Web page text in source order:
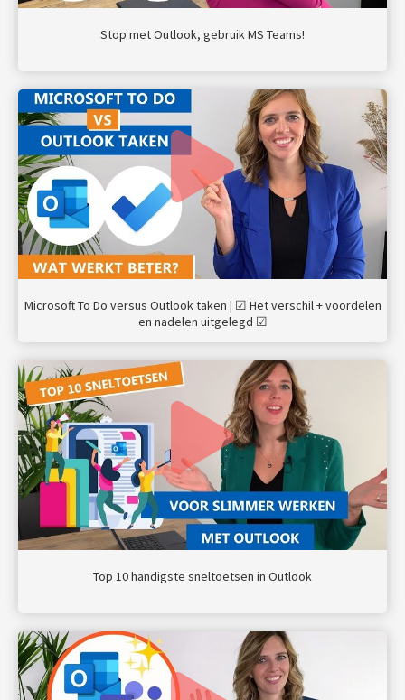
Stop met Outlook, gebruik MS Teams!
Microsoft To Do versus Outlook taken | ☑ Het verschil + voordelen
en nadelen uitgelegd ☑
Top 10 handigste sneltoetsen in Outlook